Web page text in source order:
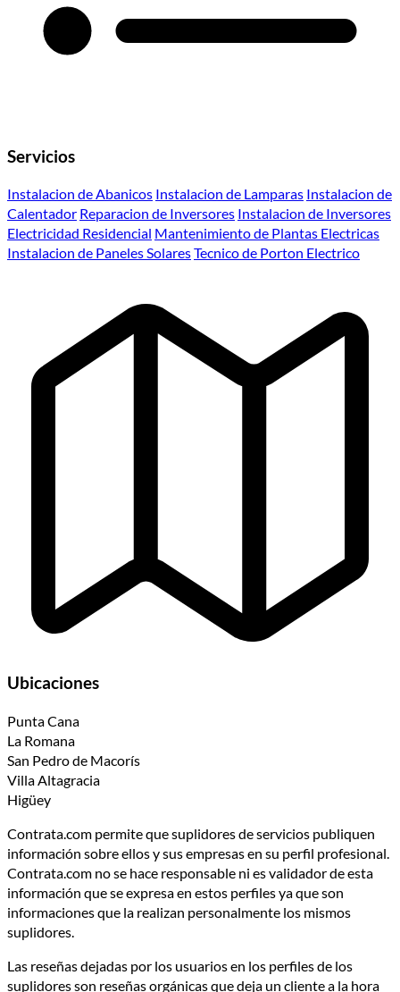
Servicios
Instalacion de Abanicos Instalacion de Lamparas Instalacion de
Calentador Reparacion de Inversores Instalacion de Inversores
Electricidad Residencial Mantenimiento de Plantas Electricas
Instalacion de Paneles SolaresTecnico de Porton Electrico
Ubicaciones
Punta Cana
La Romana
San Pedro de Macorís
Villa Altagracia
Higüey
Contrata.com permite que suplidores de servicios publiquen
información sobre ellos y sus empresas en su perfil profesional.
Contrata.com no se hace responsable ni es validador de esta
información que se expresa en estos perfiles ya que son
informaciones que la realizan personalmente los mismos
suplidores.
Las reseñas dejadas por los usuarios en los perfiles de los
suplidores son reseñas orgánicas que deja un cliente a la hora